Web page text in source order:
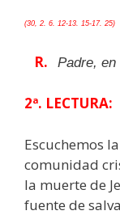
(30, 2. 6. 12-13. 15-17.
R. Padre,
2ª. LECTURA:
Escuchemos
comunidad
la muerte de
fuente de